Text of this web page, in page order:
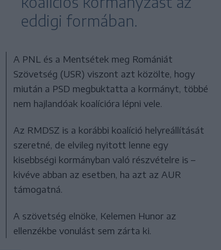
eddigi formában.
A PNL és a Mentsétek meg Romániát
Szövetség (USR) viszont azt közölte, hogy
miután a PSD megbuktatta a kormányt, többé
nem hajlandóak koalícióra lépni vele.
Az RMDSZ is a korábbi koalíció helyreállítását
szeretné, de elvileg nyitott lenne egy
kisebbségi kormányban való részvételre is –
kivéve abban az esetben, ha azt az AUR
támogatná.
A szövetség elnöke, Kelemen Hunor az
ellenzékbe vonulást sem zárta ki.